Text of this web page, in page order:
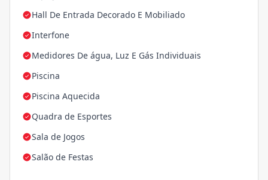
Hall De Entrada Decorado E Mobiliado
Interfone
Medidores De água, Luz E Gás Individuais
Piscina
Piscina Aquecida
Quadra de Esportes
Sala de Jogos
Salão de Festas